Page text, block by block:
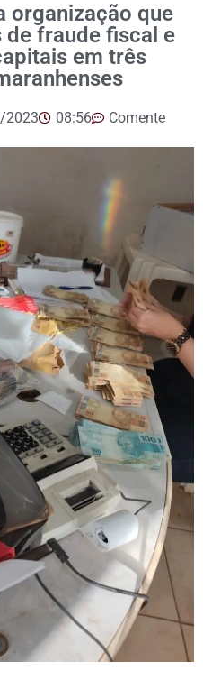
organização que
de fraude fiscal e
em três
2023 08:56 Comente